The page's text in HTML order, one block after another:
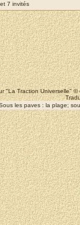
7 invités
"La Traction Universelle"
les paves : la plage;